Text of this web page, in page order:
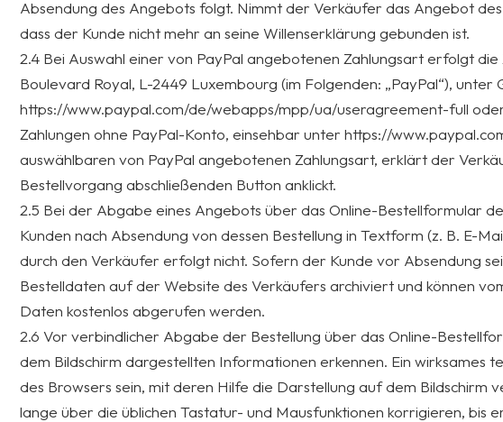
Absendung des Angebots folgt. Nimmt der Verkäufer das Angebot
dass der Kunde nicht mehr an seine Willenserklärung gebunden ist.
2.4 Bei Auswahl einer von PayPal angebotenen Zahlungsart erfolgt
Boulevard Royal, L-2449 Luxembourg (im Folgenden: „PayPal“),
https://www.paypal.com/de/webapps/mpp/ua/useragreement-full
Zahlungen ohne PayPal-Konto, einsehbar unter https://
auswählbaren von PayPal angebotenen Zahlungsart, erklärt der
Bestellvorgang abschließenden Button anklickt.
2.5 Bei der Abgabe eines Angebots über das Online-Bestellformular
Kunden nach Absendung von dessen Bestellung in Textform (z. B. E-
durch den Verkäufer erfolgt nicht. Sofern der Kunde vor Absendung
Bestelldaten auf der Website des Verkäufers archiviert und können
Daten kostenlos abgerufen werden.
2.6 Vor verbindlicher Abgabe der Bestellung über das Online-
dem Bildschirm dargestellten Informationen erkennen. Ein wirksames
des Browsers sein, mit deren Hilfe die Darstellung auf dem Bildschirm
lange über die üblichen Tastatur- und Mausfunktionen korrigieren, bis